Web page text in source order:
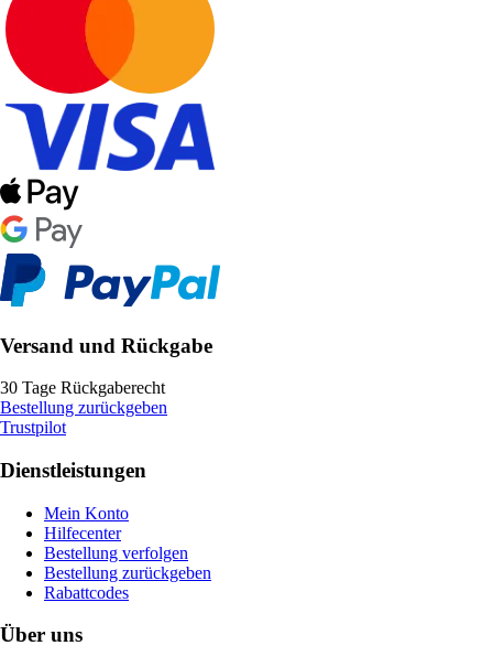
Versand und Rückgabe
30 Tage Rückgaberecht
Bestellung zurückgeben
Trustpilot
Dienstleistungen
Mein Konto
Hilfecenter
Bestellung verfolgen
Bestellung zurückgeben
Rabattcodes
Über uns